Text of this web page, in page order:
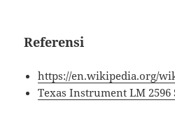
Referensi
https://en.wikipedia.org/
Texas Instrument LM